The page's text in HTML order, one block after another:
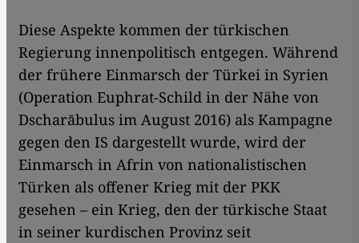
Diese Aspekte kommen der türkischen
Regierung innenpolitisch entgegen. Während
der frühere Einmarsch der Türkei in Syrien
(Operation Euphrat-Schild in der Nähe von
Dscharābulus im August 2016) als Kampagne
gegen den IS dargestellt wurde, wird der
Einmarsch in Afrin von nationalistischen
Türken als offener Krieg mit der PKK
gesehen – ein Krieg, den der türkische Staat
in seiner kurdischen Provinz seit